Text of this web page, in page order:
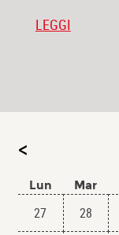
LEGGI
<
Lun Mar
27 28